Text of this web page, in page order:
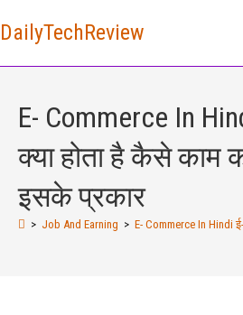
DailyTechReview
E- Commerce In
क्या होता है कैसे काम
इसके प्रकार
> Job And Earning > E- Commerce In Hindi